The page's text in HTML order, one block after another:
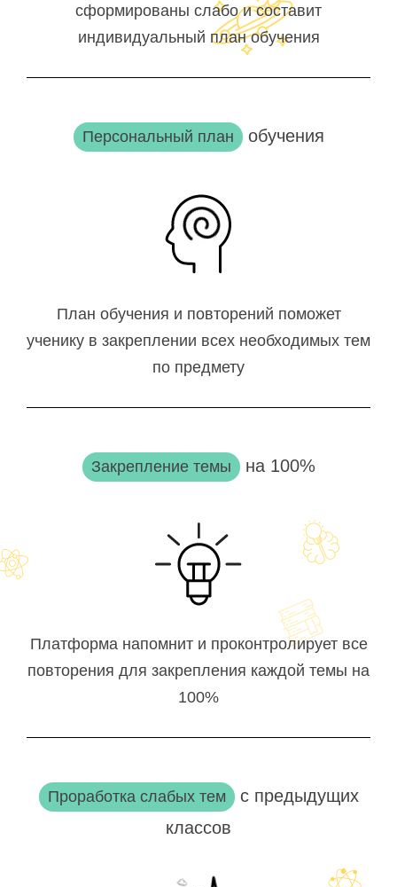
сформированы слабо и составит
индивидуальный план обучения
Персональный план обучения
План обучения и повторений поможет
ученику в закреплении всех необходимых тем
по предмету
Закрепление темы на 100%
Платформа напомнит и проконтролирует все
повторения для закрепления каждой темы на
100%
Проработка слабых тем с предыдущих
классов